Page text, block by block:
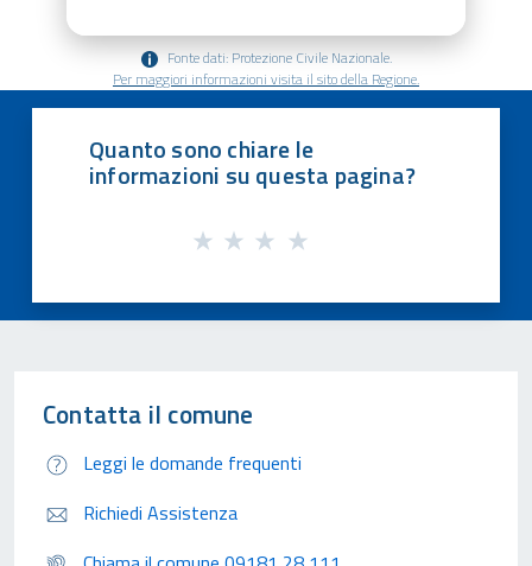
Fonte dati: Protezione Civile Nazionale.
Per maggiori informazioni visita il sito della Regione.
Quanto sono chiare le
informazioni su questa pagina?
Contatta il comune
Leggi le domande frequenti
Richiedi Assistenza